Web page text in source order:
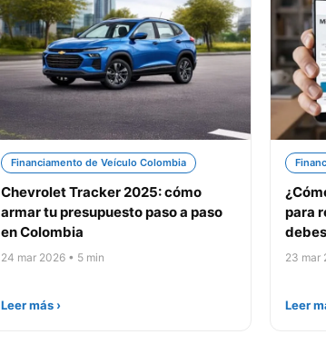
Financiamento de Veículo Colombia
Chevrolet Tracker 2025: cómo
armar tu presupuesto paso a paso
en Colombia
24 mar 2026 • 5 min
Leer más ›
para
23 mar
Leer